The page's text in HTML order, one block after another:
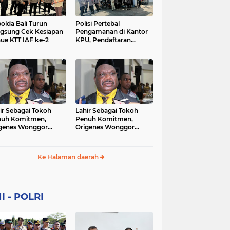
Sekolah soaial sosial
pertanian
polri polrii polris polusi
tajuk editorial tni
Bali Turun
Cek Kesiapan
KTT IAF ke-2
Polisi Pertebal
Pengamanan di Kantor
KPU, Pendaftaran
Berlangsung Kondusif
Sebagai Tokoh
Komitmen,
Wonggor
Lahir Sebagai Tokoh
Penuh Komitmen,
Origenes Wonggor
Ke Halaman daerah
- POLRI